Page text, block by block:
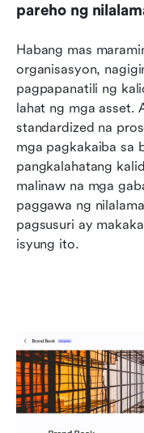
pareho ng
Habang mas
organisasyon,
pagpapanatili ng
lahat ng mga asset.
standardized na
mga pagkakaiba sa
pangkalahatang
malinaw na mga
paggawa ng
pagsusuri ay
isyung ito.